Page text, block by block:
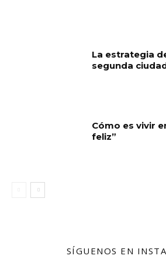
La estrategia
segunda
Cómo es vivir
feliz”
SÍGUENOS EN